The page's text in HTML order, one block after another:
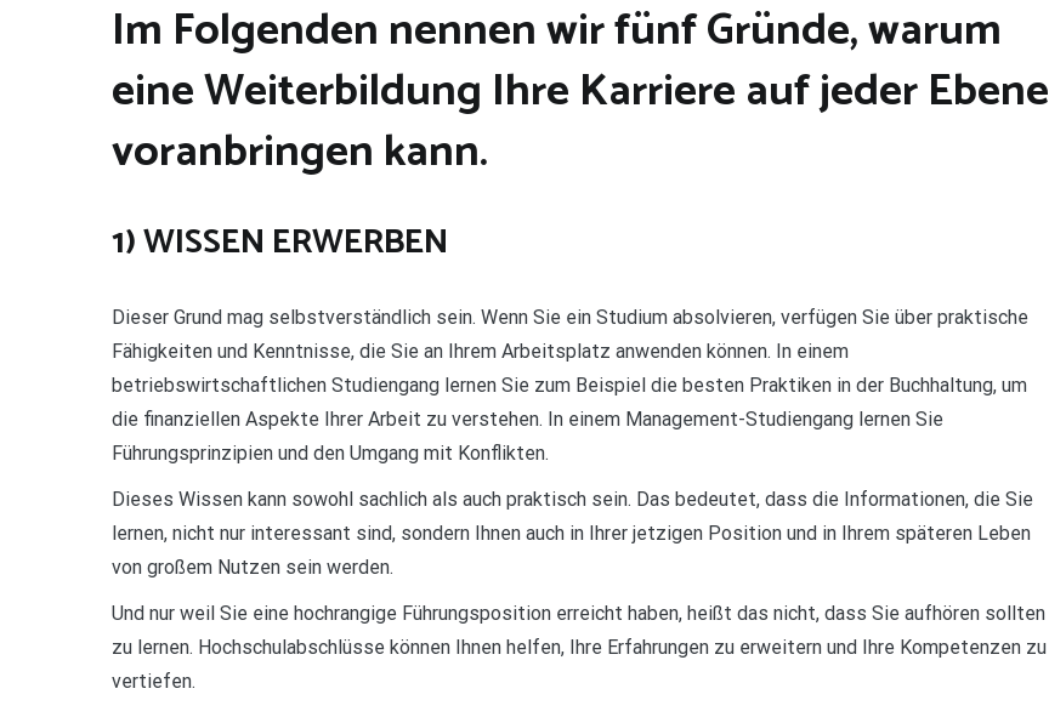
Im Folgenden nennen wir fünf Gründe, warum
eine Weiterbildung Ihre Karriere auf jeder Ebene
voranbringen kann.
1) WISSEN ERWERBEN
Dieser Grund mag selbstverständlich sein. Wenn Sie ein Studium absolvieren, verfügen Sie über praktische
Fähigkeiten und Kenntnisse, die Sie an Ihrem Arbeitsplatz anwenden können. In einem
betriebswirtschaftlichen Studiengang lernen Sie zum Beispiel die besten Praktiken in der Buchhaltung, um
die finanziellen Aspekte Ihrer Arbeit zu verstehen. In einem Management-Studiengang lernen Sie
Führungsprinzipien und den Umgang mit Konflikten.
Dieses Wissen kann sowohl sachlich als auch praktisch sein. Das bedeutet, dass die Informationen, die Sie
lernen, nicht nur interessant sind, sondern Ihnen auch in Ihrer jetzigen Position und in Ihrem späteren Leben
von großem Nutzen sein werden.
Und nur weil Sie eine hochrangige Führungsposition erreicht haben, heißt das nicht, dass Sie aufhören sollten
zu lernen. Hochschulabschlüsse können Ihnen helfen, Ihre Erfahrungen zu erweitern und Ihre Kompetenzen zu
vertiefen.